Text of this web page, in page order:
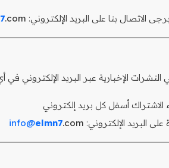
الاتصال بنا على البريد الإلكتروني: .com
النشرات الإخبارية عبر البريد الإلكتروني
الاشتراك أسفل كل بريد إلكتروني
البريد الإلكتروني:
info@elmn7.com